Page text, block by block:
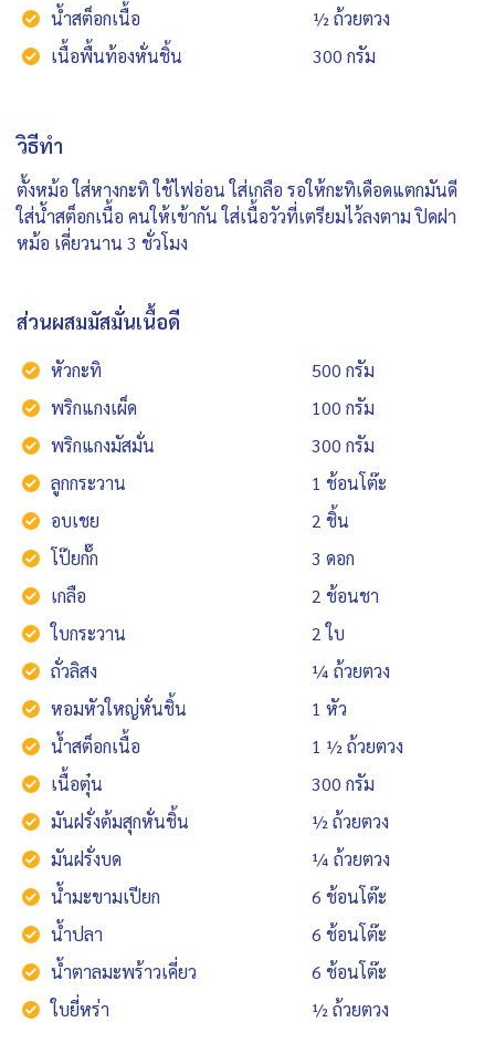
น้ำสต็อกเนื้อ
½ ถ้วยตวง
เนื้อพื้นท้องหั่นชิ้น
300 กรัม
วิธีทำ
ตั้งหม้อ ใส่หางกะทิ ใช้ไฟอ่อน ใส่เกลือ รอให้กะทิเดือดแตกมันดี
ใส่น้ำสต็อกเนื้อ คนให้เข้ากัน ใส่เนื้อวัวที่เตรียมไว้ลงตาม ปิดฝา
หม้อ เคี่ยวนาน 3 ชั่วโมง
ส่วนผสมมัสมั่นเนื้อดี
หัวกะทิ
500 กรัม
พริกแกงเผ็ด
100 กรัม
พริกแกงมัสมั่น
300 กรัม
ลูกกระวาน
1 ช้อนโต๊ะ
อบเชย
2 ชิ้น
โป๊ยกั๊ก
3 ดอก
เกลือ
2 ช้อนชา
ใบกระวาน
2 ใบ
ถั่วลิสง
¼ ถ้วยตวง
หอมหัวใหญ่หั่นชิ้น
1 หัว
น้ำสต็อกเนื้อ
1 ½ ถ้วยตวง
เนื้อตุ๋น
300 กรัม
มันฝรั่งต้มสุกหั่นชิ้น
½ ถ้วยตวง
มันฝรั่งบด
¼ ถ้วยตวง
น้ำมะขามเปียก
6 ช้อนโต๊ะ
น้ำปลา
6 ช้อนโต๊ะ
น้ำตาลมะพร้าวเคี่ยว
6 ช้อนโต๊ะ
ใบยี่หร่า
½ ถ้วยตวง